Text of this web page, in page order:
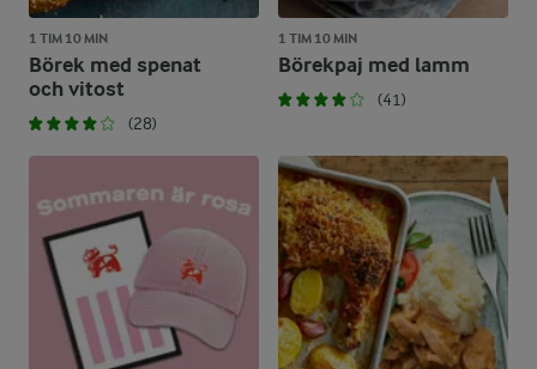
1 TIM 10 MIN
Börek med spenat
och vitost
(28)
1 TIM 10 MIN
Börekpaj med lamm
(41)